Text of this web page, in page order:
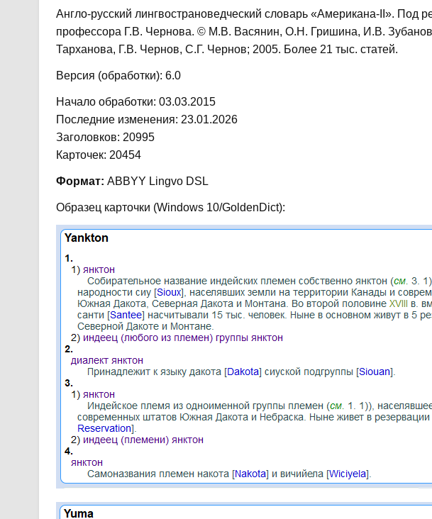
Англо-русский лингвострановедческий словарь «Американа-II». Под
профессора Г.В. Чернова. © М.В. Васянин, О.Н. Гришина, И.В.
Тарханова, Г.В. Чернов, С.Г. Чернов; 2005. Более 21 тыс. статей.
Версия (обработки): 6.0
Начало обработки: 03.03.2015
Последние изменения: 23.01.2026
Заголовков: 20995
Карточек: 20454
Формат: ABBYY Lingvo DSL
Образец карточки (Windows 10/GoldenDict):